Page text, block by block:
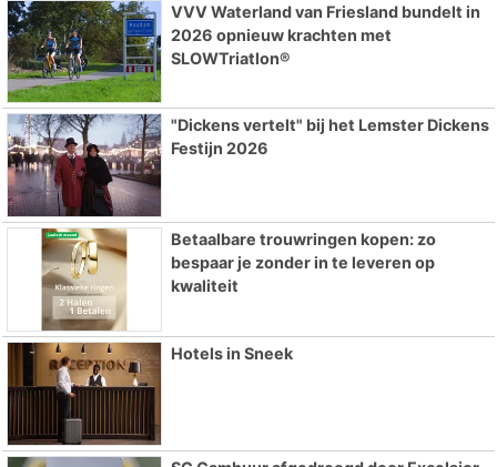
VVV Waterland van Friesland bundelt in
2026 opnieuw krachten met
SLOWTriatlon®
"Dickens vertelt" bij het Lemster Dickens
Festijn 2026
Betaalbare trouwringen kopen: zo
bespaar je zonder in te leveren op
kwaliteit
Hotels in Sneek